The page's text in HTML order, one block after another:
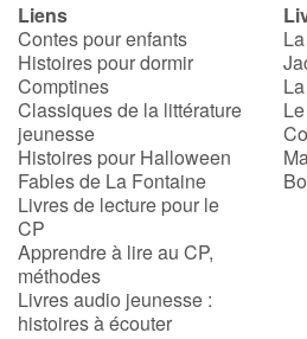
Liens
Contes pour enfants
Histoires pour dormir
Comptines
Classiques de la littérature
jeunesse
Histoires pour Halloween
Fables de La Fontaine
Livres de lecture pour le
CP
Apprendre à lire au CP,
méthodes
Livres audio jeunesse :
histoires à écouter